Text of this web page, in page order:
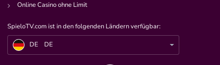
Online Casino ohne Limit
SpieloTV.com ist in den folgenden Ländern verfügbar:
DE
DE